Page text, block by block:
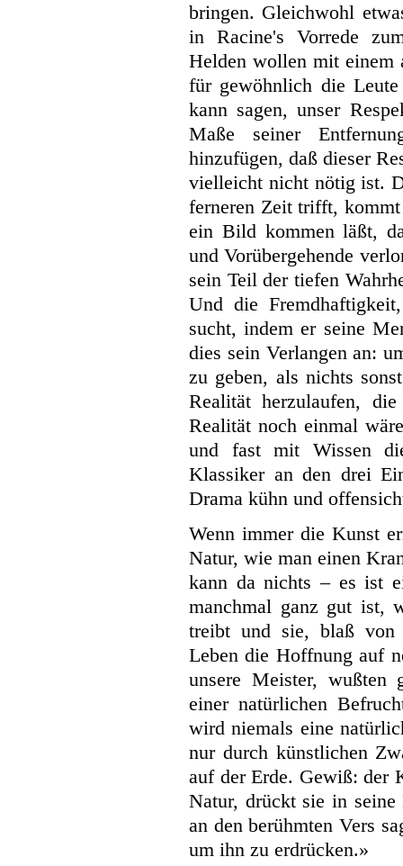
bringen. Gleichwohl
in Racine's Vorrede
Helden wollen mit einem
für gewöhnlich die
kann sagen, unser
Maße seiner
hinzufügen, daß dieser
vielleicht nicht nötig ist.
ferneren Zeit trifft,
ein Bild kommen läßt,
und Vorübergehende
sein Teil der tiefen
Und die
sucht, indem er seine
dies sein Verlangen an:
zu geben, als nichts
Realität herzulaufen,
Realität noch einmal
und fast mit Wissen
Klassiker an den drei
Drama kühn und
Wenn immer die Kunst
Natur, wie man einen
kann da nichts – es ist
manchmal ganz gut ist,
treibt und sie, blaß von
Leben die Hoffnung auf
unsere Meister, wußten
einer natürlichen
wird niemals eine
nur durch künstlichen
auf der Erde. Gewiß: der
Natur, drückt sie in
an den berühmten Vers
um ihn zu erdrücken.»